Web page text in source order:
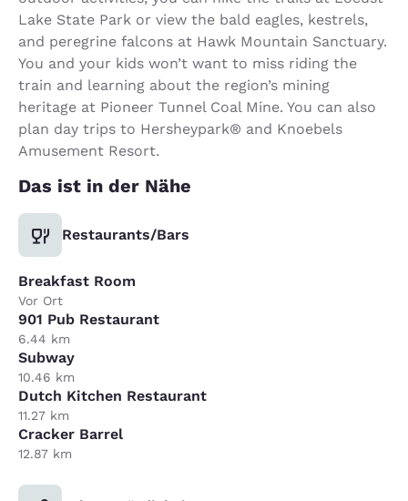
Lake State Park or view the bald eagles, kestrels,
and peregrine falcons at Hawk Mountain Sanctuary.
You and your kids won’t want to miss riding the
train and learning about the region’s mining
heritage at Pioneer Tunnel Coal Mine. You can also
plan day trips to Hersheypark® and Knoebels
Amusement Resort.
Das ist in der Nähe
Restaurants/Bars
Breakfast Room
Vor Ort
901 Pub Restaurant
6.44 km
Subway
10.46 km
Dutch Kitchen Restaurant
11.27 km
Cracker Barrel
12.87 km